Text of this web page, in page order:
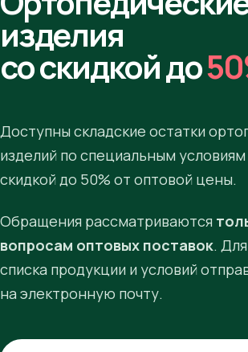
изделия
со скидкой до
Доступны складские остатки
изделий по специальным
скидкой до 50% от оптовой цены.
Обращения рассматриваются
вопросам оптовых поставок.
списка продукции и условий
на электронную почту.